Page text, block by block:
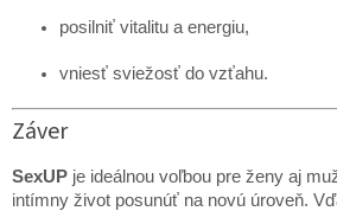
posilniť vitalitu a energiu,
vniesť sviežosť do vzťahu.
Záver
SexUP je ideálnou voľbou pre ženy aj
intímny život posunúť na novú úroveň.